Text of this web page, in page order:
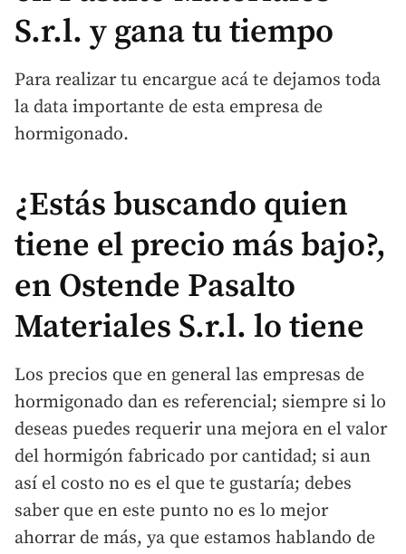
S.r.l. y gana tu tiempo
Para realizar tu encargue acá te dejamos toda
la data importante de esta empresa de
hormigonado.
¿Estás buscando quien
tiene el precio más bajo?,
en Ostende Pasalto
Materiales S.r.l. lo tiene
Los precios que en general las empresas de
hormigonado dan es referencial; siempre si lo
deseas puedes requerir una mejora en el valor
del hormigón fabricado por cantidad; si aun
así el costo no es el que te gustaría; debes
saber que en este punto no es lo mejor
ahorrar de más, ya que estamos hablando de